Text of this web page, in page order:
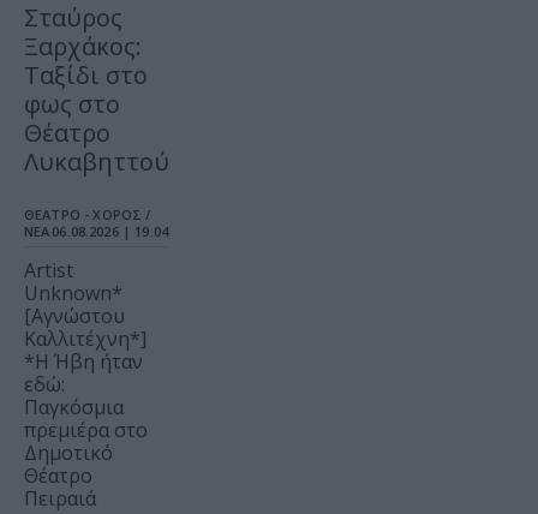
Σταύρος
Ξαρχάκος:
Ταξίδι στο
φως στο
Θέατρο
Λυκαβηττού
ΘΕΑΤΡΟ - ΧΟΡΟΣ /
ΝΕΑ 06.08.2026 | 19.04
Artist
Unknown*
[Αγνώστου
Καλλιτέχνη*]
*Η Ήβη ήταν
εδώ:
Παγκόσμια
πρεμιέρα στο
Δημοτικό
Θέατρο
Πειραιά